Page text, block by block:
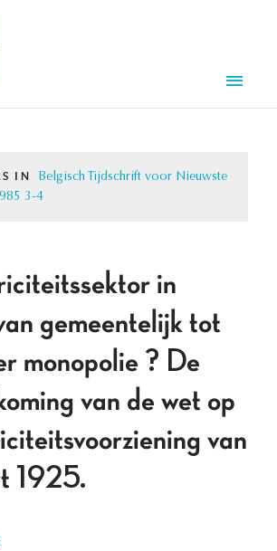
IN
Belgisch Tijdschrift voor Nieuwste
3-4
in
gemeentelijk tot
monopolie ? De
van de wet op
van
1925.